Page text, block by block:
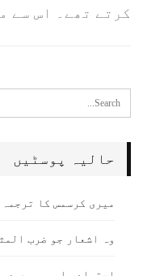
کرتے تھے۔ اس سے
حالیہ پوسٹیں
میری کرسمس کا ترجمہ
وہ اشعار جو ضرب